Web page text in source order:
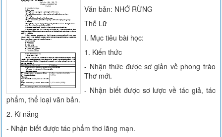
Văn bản: NHỚ RỪNG
Thế Lữ
I. Mục tiêu bài học:
1. Kiến thức
- Nhận thức được sơ giản về phong trào
Thơ mới.
- Nhận biết được sơ lược về tác giả, tác
phẩm, thể loại văn bản.
2. Kĩ năng
- Nhận biết được tác phẩm thơ lãng mạn.